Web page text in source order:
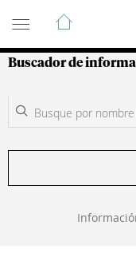
Guía de
Buscador de